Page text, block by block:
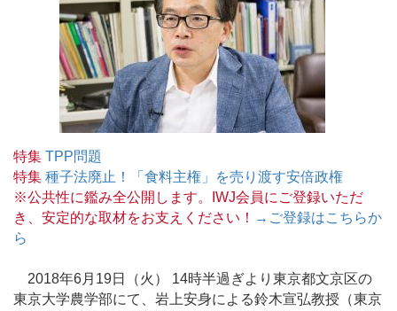
特集 TPP問題
特集 種子法廃止！「食料主権」を売り渡す安倍政権
※公共性に鑑み全公開します。IWJ会員にご登録いただ
き、安定的な取材をお支えください！ →ご登録はこちらか
ら
2018年6月19日（火） 14時半過ぎより東京都文京区の
東京大学農学部にて、岩上安身による鈴木宣弘教授（東京